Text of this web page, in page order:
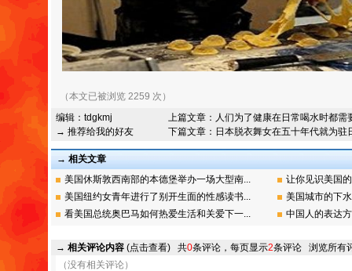
（本文已被浏览 2259 次）
编辑： tdgkmj
→ 推荐给我的好友
上篇文章： 人们为了健康在日常喝水时都需
下篇文章： 日本脱衣舞女在五十年代就为驻
→ 相关文章
美国休斯敦西南部的本德堡举办一场大型南...
让你见识美国
美国纽约女青年进行了别开生面的性感读书...
美国城市的下
看美国总统奥巴马如何热爱生活和关爱下一...
中国人的表达
→ 相关评论内容 (点击查看) 共0条评论，每页显示2条评论 浏览所有
（没有相关评论）